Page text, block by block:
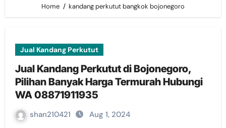
Home kandang perkutut bangkok bojonegoro
Jual Kandang Perkutut
Jual Kandang Perkutut di Bojonegoro,
Pilihan Banyak Harga Termurah Hubungi
WA 08871911935
shan210421 Aug 1, 2024